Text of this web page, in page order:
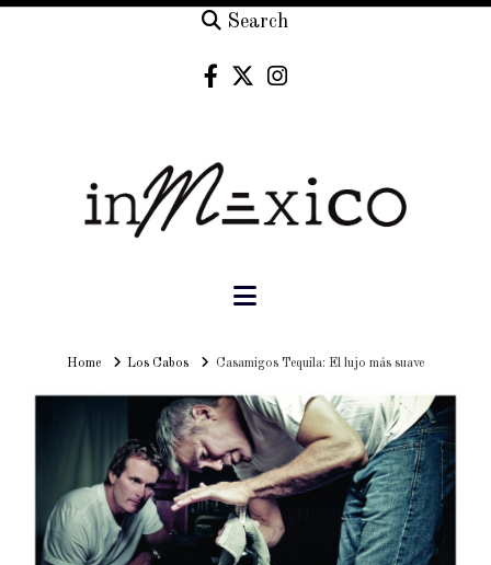
Search
Navigation
HomeHomeLos Cabos Casamigos Tequila: El lujo más suave